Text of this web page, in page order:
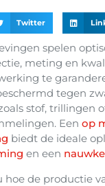
Twitter
spelen
meting en
te
tegen
stof, trillingen
Een op
biedt de ideale
en een
hoe de productie